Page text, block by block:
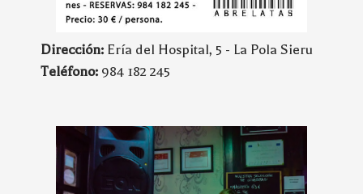
Dirección: Ería del Hospital, 5 - La Pola Sieru
Teléfono: 984 182 245